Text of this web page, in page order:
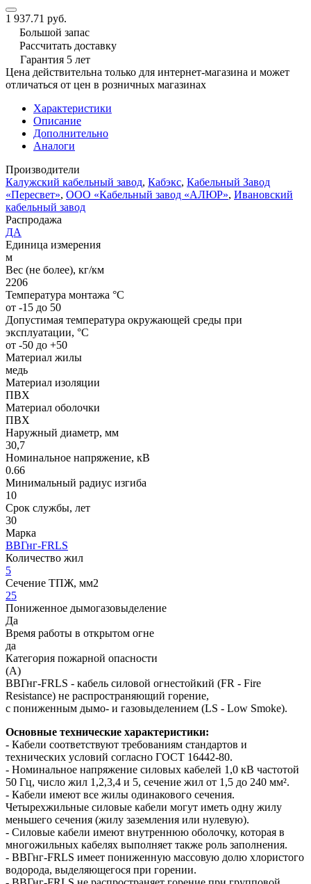
1 937.71 руб.
Большой запас
Рассчитать доставку
Гарантия 5 лет
Цена действительна только для интернет-магазина и может
отличаться от цен в розничных магазинах
Характеристики
Описание
Дополнительно
Аналоги
Производители
Калужский кабельный завод, Кабэкс, Кабельный Завод
«Пересвет», ООО «Кабельный завод «АЛЮР», Ивановский
кабельный завод
Распродажа
ДА
Единица измерения
м
Вес (не более), кг/км
2206
Температура монтажа °C
от -15 до 50
Допустимая температура окружающей среды при
эксплуатации, °C
от -50 до +50
Материал жилы
медь
Материал изоляции
ПВХ
Материал оболочки
ПВХ
Наружный диаметр, мм
30,7
Номинальное напряжение, кВ
0.66
Минимальный радиус изгиба
10
Срок службы, лет
30
Марка
ВВГнг-FRLS
Количество жил
5
Сечение ТПЖ, мм2
25
Пониженное дымогазовыделение
Да
Время работы в открытом огне
да
Категория пожарной опасности
(A)
ВВГнг-FRLS - кабель силовой огнестойкий (FR - Fire
Resistance) не распространяющий горение,
с пониженным дымо- и газовыделением (LS - Low Smoke).
Основные технические характеристики:
- Кабели соответствуют требованиям стандартов и
технических условий согласно ГОСТ 16442-80.
- Номинальное напряжение силовых кабелей 1,0 кВ частотой
50 Гц, число жил 1,2,3,4 и 5, сечение жил от 1,5 до 240 мм².
- Кабели имеют все жилы одинакового сечения.
Четырехжильные силовые кабели могут иметь одну жилу
меньшего сечения (жилу заземления или нулевую).
- Силовые кабели имеют внутреннюю оболочку, которая в
многожильных кабелях выполняет также роль заполнения.
- ВВГнг-FRLS имеет пониженную массовую долю хлористого
водорода, выделяющегося при горении.